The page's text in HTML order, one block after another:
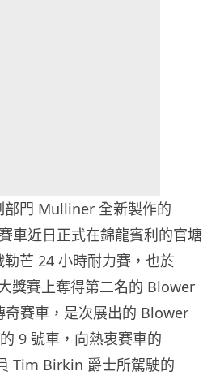
部門 Mulliner 全新製作的
車近日正式在錦龍賓利的官塘
芒 24 小時耐力賽，也於
獎賽上奪得第二名的 Blower
賽車，是次展出的 Blower
9 號車，向熱衷賽車的
Tim Birkin 爵士所駕駛的